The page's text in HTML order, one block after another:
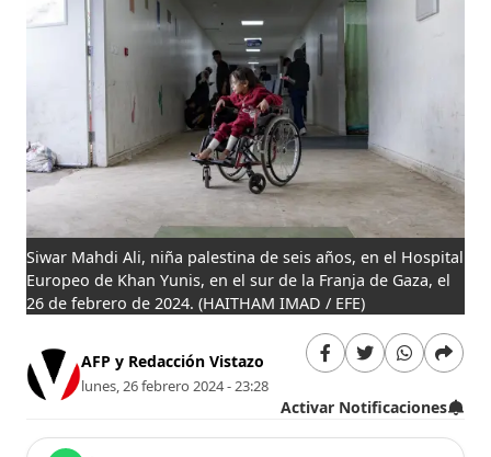
Siwar Mahdi Ali, niña palestina de seis años, en el Hospital
Europeo de Khan Yunis, en el sur de la Franja de Gaza, el
26 de febrero de 2024. (HAITHAM IMAD / EFE)
AFP y Redacción Vistazo
lunes, 26 febrero 2024 - 23:28
Activar Notificaciones